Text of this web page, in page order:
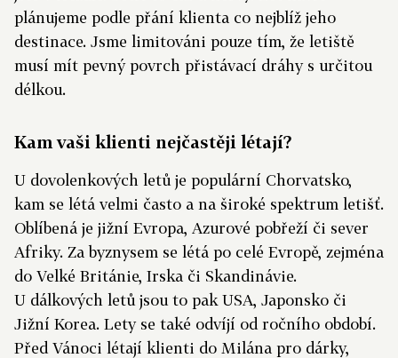
plánujeme podle přání klienta co nejblíž jeho
destinace. Jsme limitováni pouze tím, že letiště
musí mít pevný povrch přistávací dráhy s určitou
délkou.
Kam vaši klienti nejčastěji létají?
U dovolenkových letů je populární Chorvatsko,
kam se létá velmi často a na široké spektrum letišť.
Oblíbená je jižní Evropa, Azurové pobřeží či sever
Afriky. Za byznysem se létá po celé Evropě, zejména
do Velké Británie, Irska či Skandinávie.
U dálkových letů jsou to pak USA, Japonsko či
Jižní Korea. Lety se také odvíjí od ročního období.
Před Vánoci létají klienti do Milána pro dárky,